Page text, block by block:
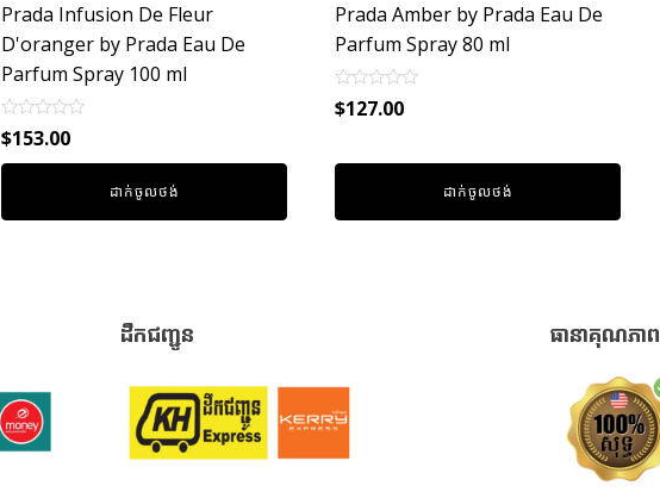
Prada Infusion De Fleur
D'oranger by Prada Eau De
Parfum Spray 100 ml
Rated
0
out
$153.00
ដាក់ចូលថង់
Prada Amber by Prada Eau De
Parfum Spray 80 ml
Rated
0
5
$127.00
ដាក់ចូលថង់
ដឹកជញ្ជូន ធានាគុណភាព